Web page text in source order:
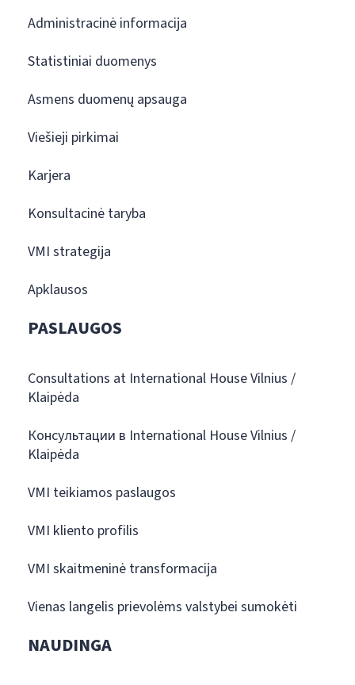
Administracinė informacija
Statistiniai duomenys
Asmens duomenų apsauga
Viešieji pirkimai
Karjera
Konsultacinė taryba
VMI strategija
Apklausos
PASLAUGOS
Consultations at International House Vilnius /
Klaipėda
Консультации в International House Vilnius /
Klaipėda
VMI teikiamos paslaugos
VMI kliento profilis
VMI skaitmeninė transformacija
Vienas langelis prievolėms valstybei sumokėti
NAUDINGA